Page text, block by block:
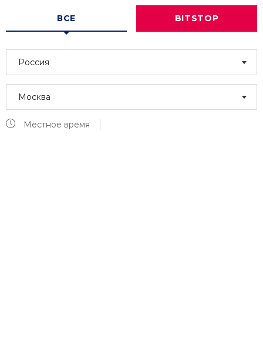
ВСЕ BITSTOP
Россия
Москва
Местное время